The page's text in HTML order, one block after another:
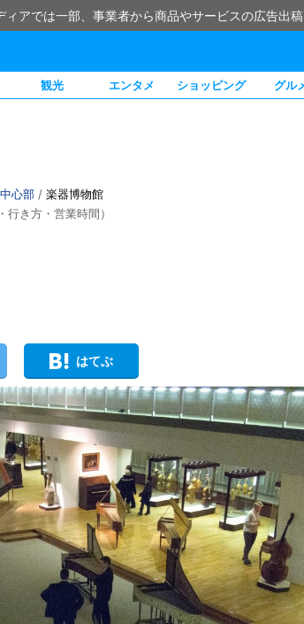
ィアでは一部、事業者から商品やサービスの広告出
観光 エンタメ ショッピング グル
心部 / 楽器博物館
き方・営業時間）
はてぶ